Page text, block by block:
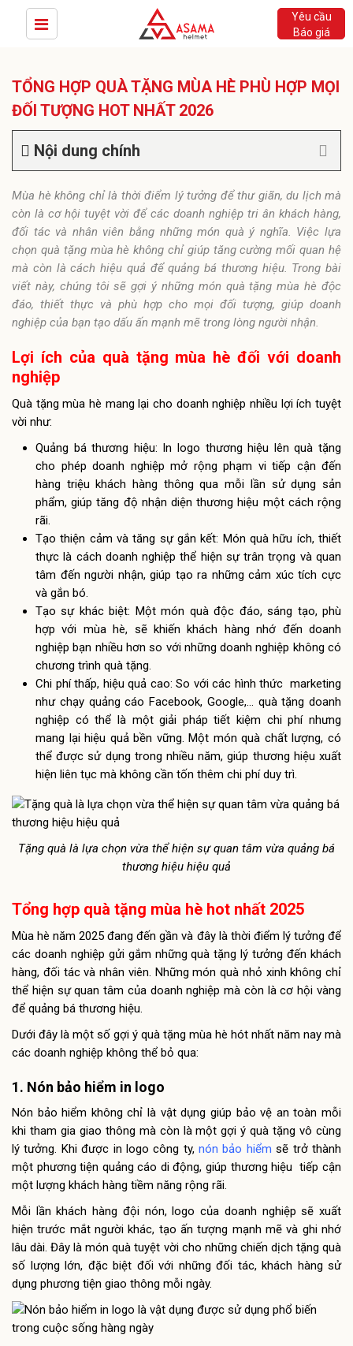
Yêu cầu
Báo giá
TỔNG HỢP QUÀ TẶNG MÙA HÈ PHÙ HỢP MỌI
ĐỐI TƯỢNG HOT NHẤT 2026
Nội dung chính
Mùa hè không chỉ là thời điểm lý tưởng để thư giãn, du lịch mà
còn là cơ hội tuyệt vời để các doanh nghiệp tri ân khách hàng,
đối tác và nhân viên bằng những món quà ý nghĩa. Việc lựa
chọn quà tặng mùa hè không chỉ giúp tăng cường mối quan hệ
mà còn là cách hiệu quả để quảng bá thương hiệu. Trong bài
viết này, chúng tôi sẽ gợi ý những món quà tặng mùa hè độc
đáo, thiết thực và phù hợp cho mọi đối tượng, giúp doanh
nghiệp của bạn tạo dấu ấn mạnh mẽ trong lòng người nhận.
Lợi ích của quà tặng mùa hè đối với doanh
nghiệp
Quà tặng mùa hè mang lại cho doanh nghiệp nhiều lợi ích tuyệt
vời như:
Quảng bá thương hiệu: In logo thương hiệu lên quà tặng
cho phép doanh nghiệp mở rộng phạm vi tiếp cận đến
hàng triệu khách hàng thông qua mỗi lần sử dụng sản
phẩm, giúp tăng độ nhận diện thương hiệu một cách rộng
rãi.
Tạo thiện cảm và tăng sự gắn kết: Món quà hữu ích, thiết
thực là cách doanh nghiệp thể hiện sự trân trọng và quan
tâm đến người nhận, giúp tạo ra những cảm xúc tích cực
và gắn bó.
Tạo sự khác biệt: Một món quà độc đáo, sáng tạo, phù
hợp với mùa hè, sẽ khiến khách hàng nhớ đến doanh
nghiệp bạn nhiều hơn so với những doanh nghiệp không có
chương trình quà tặng.
Chi phí thấp, hiệu quả cao: So với các hình thức marketing
như chạy quảng cáo Facebook, Google,… quà tặng doanh
nghiệp có thể là một giải pháp tiết kiệm chi phí nhưng
mang lại hiệu quả bền vững. Một món quà chất lượng, có
thể được sử dụng trong nhiều năm, giúp thương hiệu xuất
hiện liên tục mà không cần tốn thêm chi phí duy trì.
Tặng quà là lựa chọn vừa thể hiện sự quan tâm vừa quảng bá
thương hiệu hiệu quả
Tổng hợp quà tặng mùa hè hot nhất 2025
Mùa hè năm 2025 đang đến gần và đây là thời điểm lý tưởng để
các doanh nghiệp gửi gắm những quà tặng lý tưởng đến khách
hàng, đối tác và nhân viên. Những món quà nhỏ xinh không chỉ
thể hiện sự quan tâm của doanh nghiệp mà còn là cơ hội vàng
để quảng bá thương hiệu.
Dưới đây là một số gợi ý quà tặng mùa hè hót nhất năm nay mà
các doanh nghiệp không thể bỏ qua:
1. Nón bảo hiểm in logo
Nón bảo hiểm không chỉ là vật dụng giúp bảo vệ an toàn mỗi
khi tham gia giao thông mà còn là một gợi ý quà tặng vô cùng
lý tưởng. Khi được in logo công ty,nón bảo hiểm sẽ trở thành
một phương tiện quảng cáo di động, giúp thương hiệu tiếp cận
một lượng khách hàng tiềm năng rộng rãi.
Mỗi lần khách hàng đội nón, logo của doanh nghiệp sẽ xuất
hiện trước mắt người khác, tạo ấn tượng mạnh mẽ và ghi nhớ
lâu dài. Đây là món quà tuyệt vời cho những chiến dịch tặng quà
số lượng lớn, đặc biệt đối với những đối tác, khách hàng sử
dụng phương tiện giao thông mỗi ngày.